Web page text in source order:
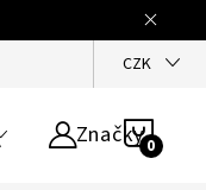
VZORNÍK BAREV
CZK
Značky